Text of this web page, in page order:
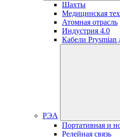
Шахты
Медицинская
Атомная отрасль
Индустрия 4.0
Кабели Prysmian
РЭА
Портативная и
Релейная связь